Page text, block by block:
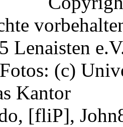
Lenaisten
(c)
Kantor
[fliP],